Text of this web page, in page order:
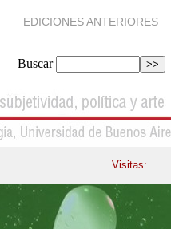
EDICIONES ANTERIORES
Buscar
Visitas: